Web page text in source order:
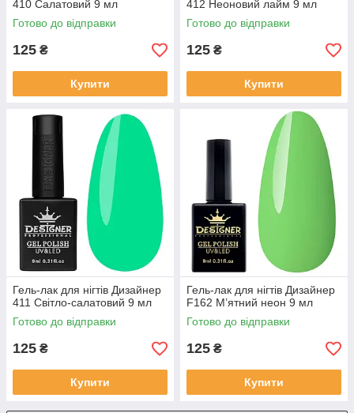
410 Салатовий 9 мл
Готово до відправки
125 ₴
Купити
412 Неоновий лайм 9 мл
Готово до відправки
125 ₴
Купити
Гель-лак для нігтів Дизайнер
411 Світло-салатовий 9 мл
Готово до відправки
125 ₴
Купити
Гель-лак для нігтів Дизайнер
F162 М’ятний неон 9 мл
Готово до відправки
125 ₴
Купити